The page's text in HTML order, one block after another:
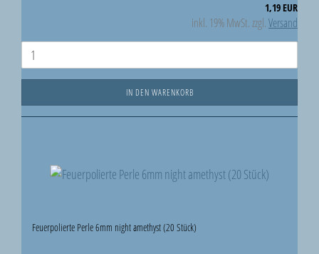
1,19 EUR
inkl. 19% MwSt. zzgl.Versand
IN DEN WARENKORB
Feuerpolierte Perle 6mm night amethyst (20 Stück)